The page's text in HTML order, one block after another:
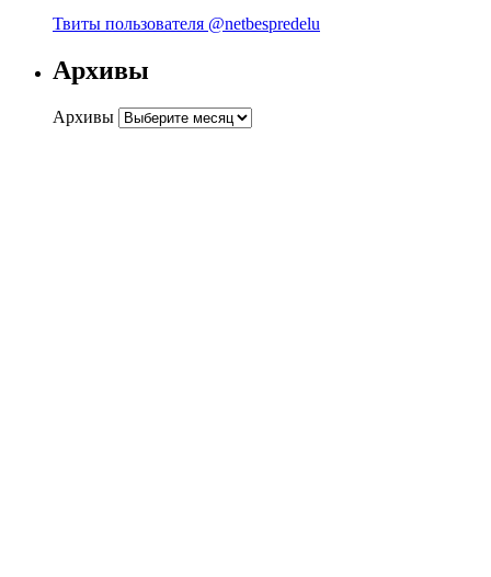
Твиты пользователя @netbespredelu
Архивы
Архивы